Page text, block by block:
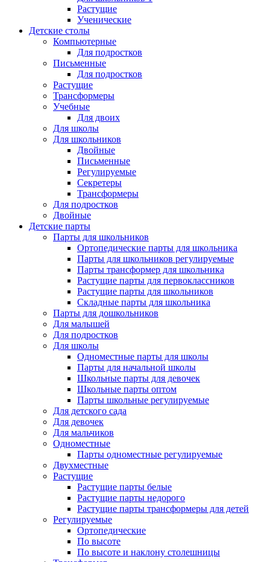
Растущие
Ученические
Детские столы
Компьютерные
Для подростков
Письменные
Для подростков
Растущие
Трансформеры
Учебные
Для двоих
Для школы
Для школьников
Двойные
Письменные
Регулируемые
Секретеры
Трансформеры
Для подростков
Двойные
Детские парты
Парты для школьников
Ортопедические парты для школьника
Парты для школьников регулируемые
Парты трансформер для школьника
Растущие парты для первоклассников
Растущие парты для школьников
Складные парты для школьника
Парты для дошкольников
Для малышей
Для подростков
Для школы
Одноместные парты для школы
Парты для начальной школы
Школьные парты для девочек
Школьные парты оптом
Парты школьные регулируемые
Для детского сада
Для девочек
Для мальчиков
Одноместные
Парты одноместные регулируемые
Двухместные
Растущие
Растущие парты белые
Растущие парты недорого
Растущие парты трансформеры для детей
Регулируемые
Ортопедические
По высоте
По высоте и наклону столешницы